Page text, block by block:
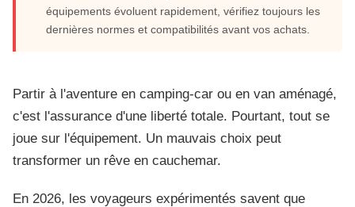
équipements pour le camping-car
équipements évoluent rapidement, vérifiez toujours les
dernières normes et compatibilités avant vos achats.
Partir à l'aventure en camping-car ou en van aménagé,
c'est l'assurance d'une liberté totale. Pourtant, tout se
joue sur l'équipement. Un mauvais choix peut
transformer un rêve en cauchemar.
En 2026, les voyageurs expérimentés savent que